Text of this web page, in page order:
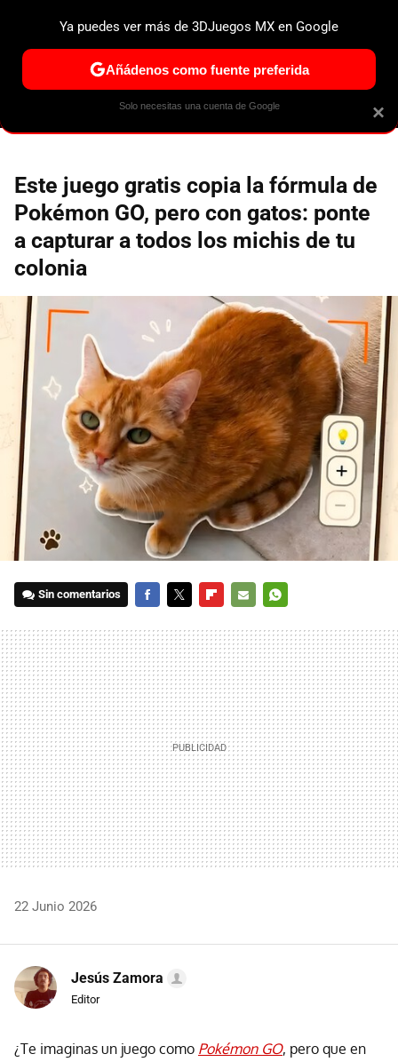
ESPECIALES PS5 NINTENDO SWITCH 2 XBOX
Este juego gratis copia la fórmula de
Pokémon GO, pero con gatos: ponte
a capturar a todos los michis de tu
colonia
Sin comentarios
MAIL
22 Junio 2026
Jesús Zamora
Editor
¿Te imaginas un juego como Pokémon GO, pero que en
×
Ya puedes ver más de 3DJuegos MX en Google
Añádenos como fuente preferida
Solo necesitas una cuenta de Google